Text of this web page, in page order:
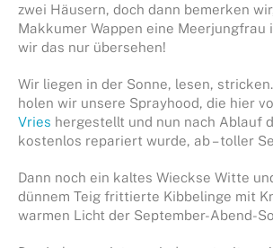
zwei Häusern, doch dann bemerken
Makkumer Wappen eine Meerjungfrau
wir das nur übersehen!
Wir liegen in der Sonne, lesen,
holen wir unsere Sprayhood, die hier
Vries hergestellt und nun nach Ablauf
kostenlos repariert wurde, ab – toller
Dann noch ein kaltes Wieckse Witte
dünnem Teig frittierte Kibbelinge mit
warmen Licht der September-Abend-